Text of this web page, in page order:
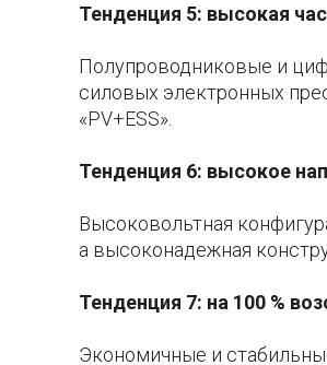
Тенденция 5: высокая
Полупроводниковые и
силовых электронных
«PV+ESS».
Тенденция 6: высокое
Высоковольтная
а высоконадежная
Тенденция 7: на 100 %
Экономичные и